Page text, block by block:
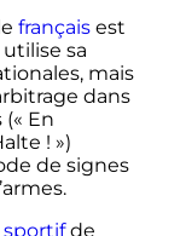
françaisest
sa
mais
dans
En
! »)
de signes
sportifde